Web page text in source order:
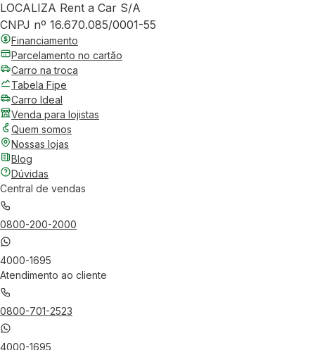
LOCALIZA Rent a Car S/A
CNPJ nº 16.670.085/0001-55
Financiamento
Parcelamento no cartão
Carro na troca
Tabela Fipe
Carro Ideal
Venda para lojistas
Quem somos
Nossas lojas
Blog
Dúvidas
Central de vendas
0800-200-2000
4000-1695
Atendimento ao cliente
0800-701-2523
4000-1695